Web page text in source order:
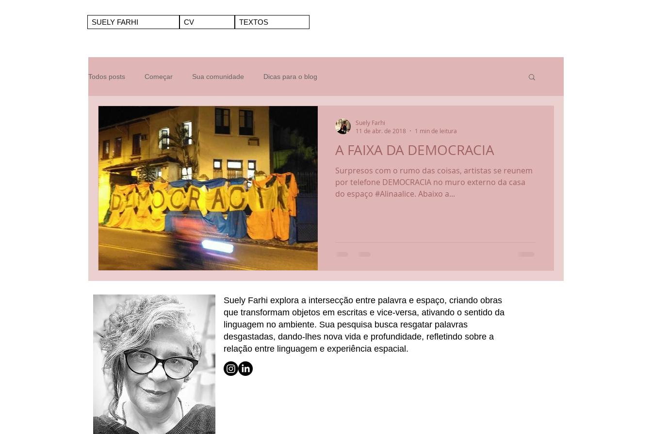
SUELY FARHI CV TEXTOS
Todos posts Começar Sua comunidade Dicas para o blog
A FAIXA DA DEMOCRACIA
Surpresos com o rumo das coisas, artistas se reunem
por telefone DEMOCRACIA no muro externo da casa
do espaço #Alinaalice. Abaixo a...
Suely Farhi
11 de abr. de 2018
1 min de leitura
Suely Farhi explora a intersecção entre palavra e espaço, criando obras
que transformam objetos em escritas e vice-versa, ativando o sentido da
linguagem no ambiente. Sua pesquisa busca resgatar palavras
desgastadas, dando-lhes nova vida e profundidade, refletindo sobre a
relação entre linguagem e experiência espacial.